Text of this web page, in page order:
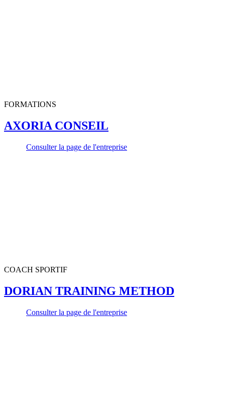
FORMATIONS
AXORIA CONSEIL
Consulter la page de l'entreprise
COACH SPORTIF
DORIAN TRAINING METHOD
Consulter la page de l'entreprise